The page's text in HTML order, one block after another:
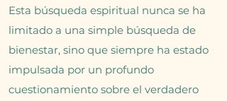
Esta búsqueda espiritual nunca se ha
limitado a una simple búsqueda de
bienestar, sino que siempre ha estado
impulsada por un profundo
cuestionamiento sobre el verdadero